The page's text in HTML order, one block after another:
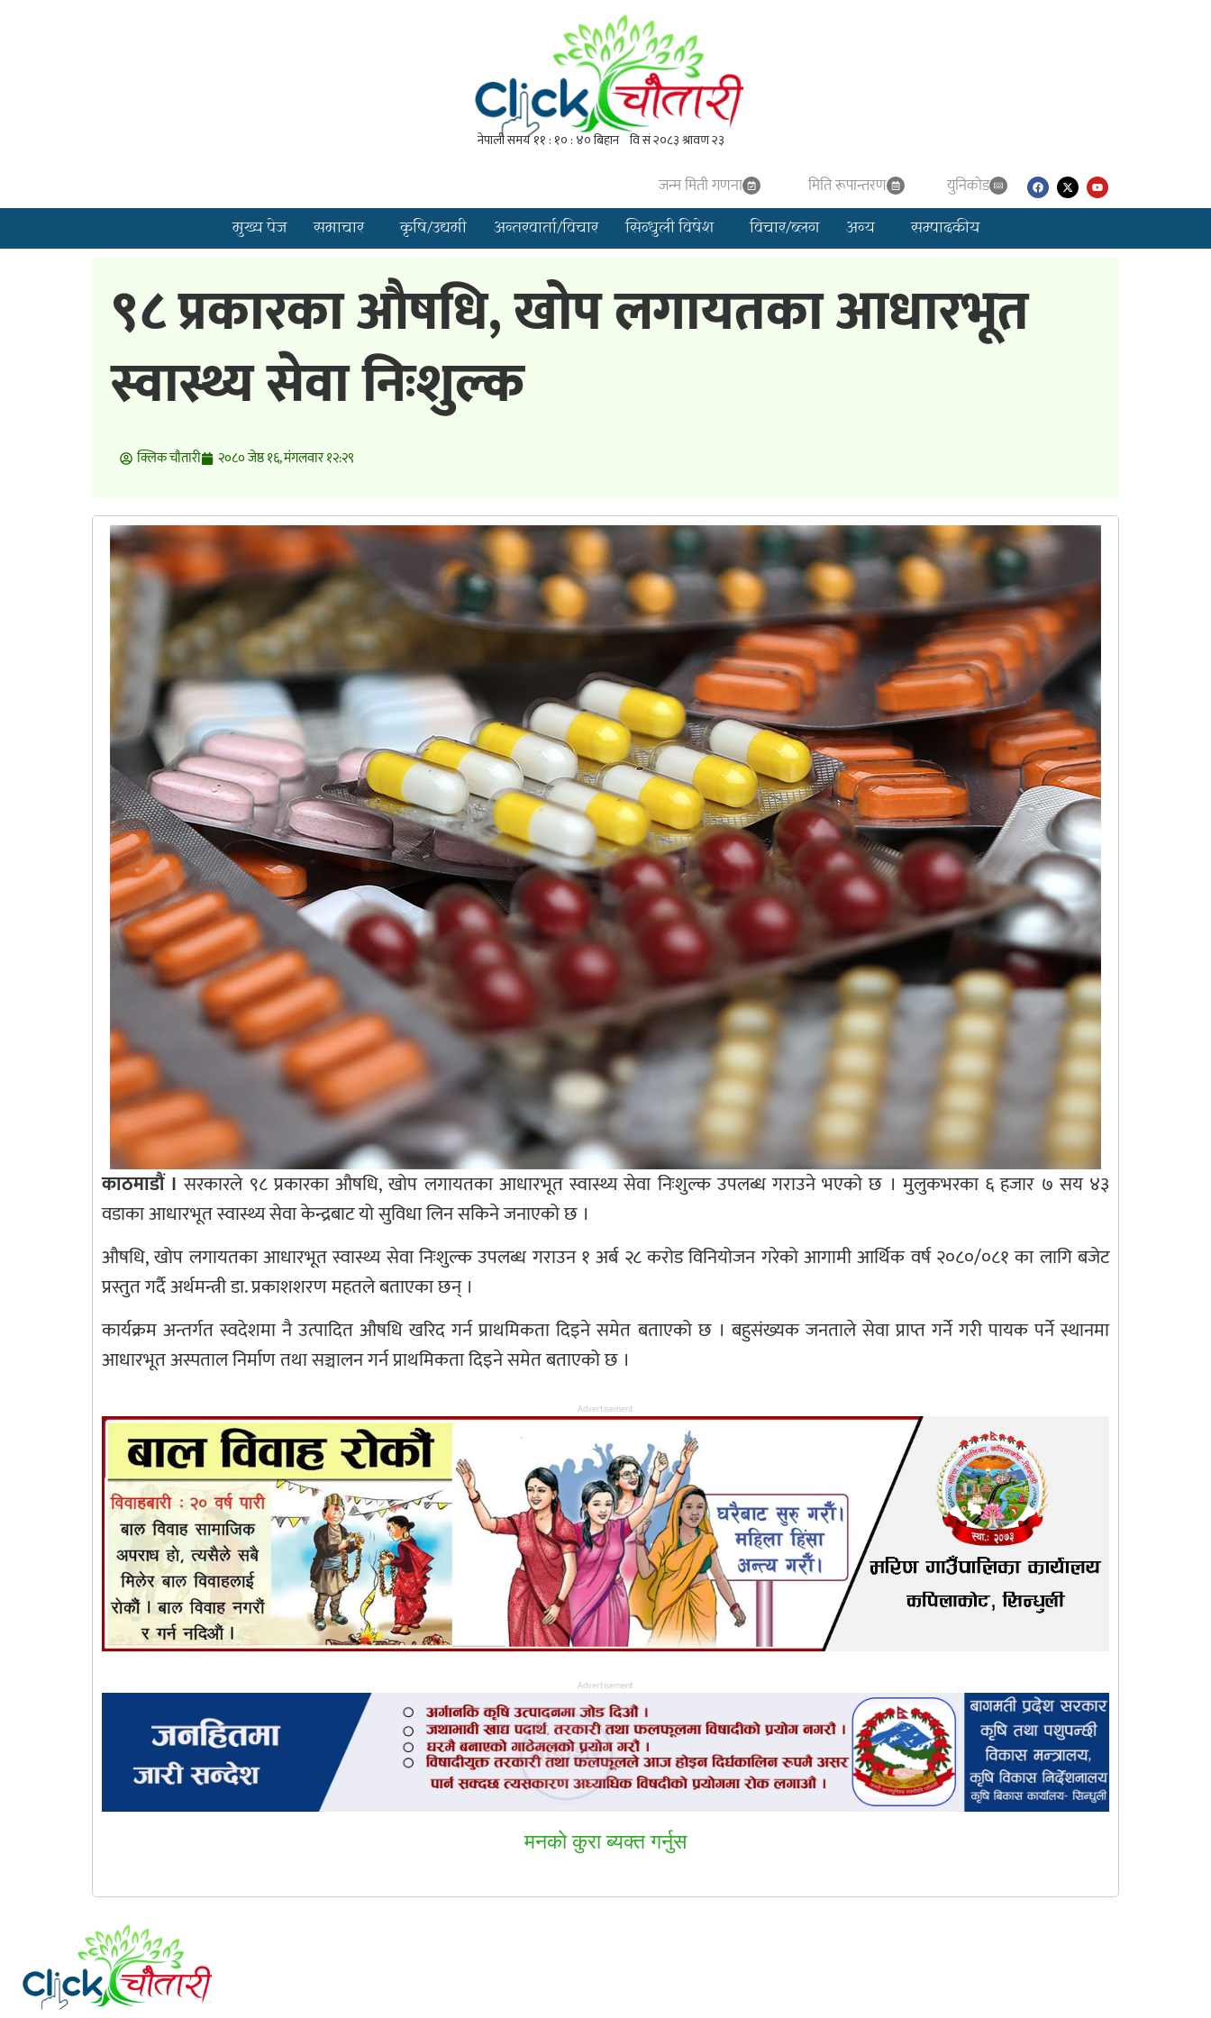
जन्म मिती गणना मिति रूपान्तरण युनिकाेड
मुख्य पेज समाचार कृषि/उद्यमी अन्तरवार्ता/विचार सिन्धुली विषेश विचार/ब्लग अन्य सम्पादकीय
९८ प्रकारका औषधि, खोप लगायतका आधारभूत
स्वास्थ्य सेवा निःशुल्क
क्लिक चाैतारी २०८० जेष्ठ १६, मंगलवार १२:२९
काठमाडौं । सरकारले ९८ प्रकारका औषधि, खोप लगायतका आधारभूत स्वास्थ्य सेवा निःशुल्क उपलब्ध गराउने भएको छ । मुलुकभरका ६ हजार ७ सय ४३
वडाका आधारभूत स्वास्थ्य सेवा केन्द्रबाट यो सुविधा लिन सकिने जनाएको छ ।
औषधि, खोप लगायतका आधारभूत स्वास्थ्य सेवा निःशुल्क उपलब्ध गराउन १ अर्ब २८ करोड विनियोजन गरेको आगामी आर्थिक वर्ष २०८०/०८१ का लागि बजेट
प्रस्तुत गर्दै अर्थमन्त्री डा. प्रकाशशरण महतले बताएका छन् ।
कार्यक्रम अन्तर्गत स्वदेशमा नै उत्पादित औषधि खरिद गर्न प्राथमिकता दिइने समेत बताएको छ । बहुसंख्यक जनताले सेवा प्राप्त गर्ने गरी पायक पर्ने स्थानमा
आधारभूत अस्पताल निर्माण तथा सञ्चालन गर्न प्राथमिकता दिइने समेत बताएको छ ।
Advertisement
Advertisement
मनकाे कुरा ब्यक्त गर्नुस